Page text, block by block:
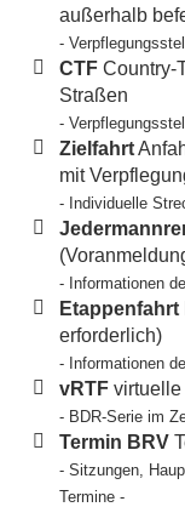
außerhalb
-
CTF Country-
Straßen
-
Zielfahrt
mit
- Individuelle
- Informationen
Etappenfahrt
erforderlich)
- Informationen
vRTF
- BDR-Serie im
Termin BRV
- Sitzungen,
Termine -